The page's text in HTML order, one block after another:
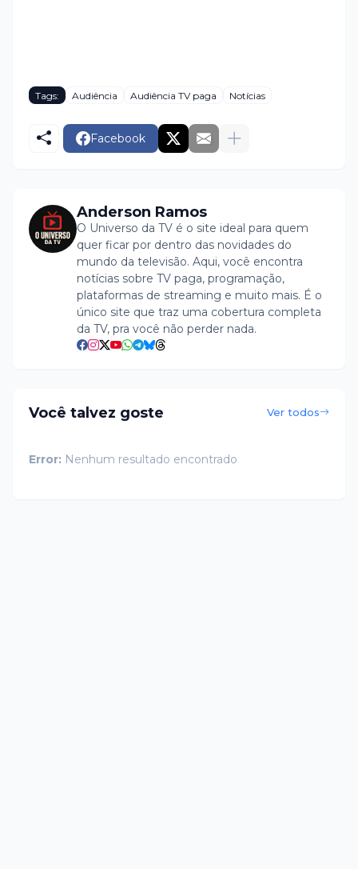
Tags: Audiência Audiência TV paga Notícias
Facebook
Anderson Ramos
O Universo da TV é o site ideal para quem
quer ficar por dentro das novidades do
mundo da televisão. Aqui, você encontra
notícias sobre TV paga, programação,
plataformas de streaming e muito mais. É o
único site que traz uma cobertura completa
da TV, pra você não perder nada.
Você talvez goste Ver todos
Error: Nenhum resultado encontrado